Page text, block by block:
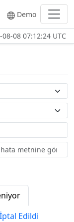
Demo
08-08 07:12:24 UTC
İptal Edildi